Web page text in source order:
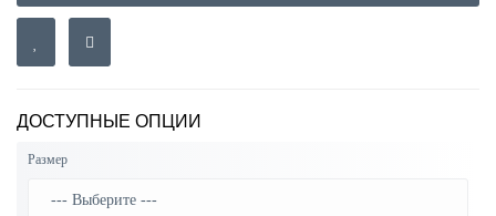
ДОСТУПНЫЕ ОПЦИИ
Размер